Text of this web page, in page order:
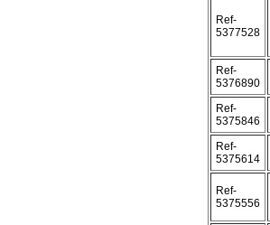
Ref-
5377528
Ref-
5376890
Ref-
5375846
Ref-
5375614
Ref-
5375556